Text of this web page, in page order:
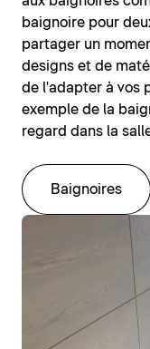
baignoire pour
partager un
designs et de
de l'adapter à vos
exemple de la
regard dans la
Baignoires